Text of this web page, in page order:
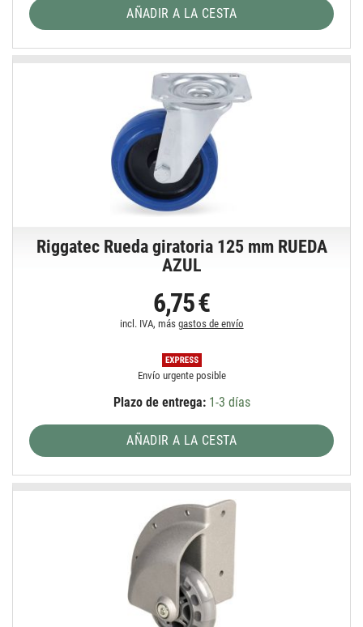
AÑADIR A LA CESTA
Riggatec Rueda giratoria 125 mm RUEDA
AZUL
6,75 €
incl. IVA, más gastos de envío
Envío urgente posible
Plazo de entrega:1-3 días
AÑADIR A LA CESTA